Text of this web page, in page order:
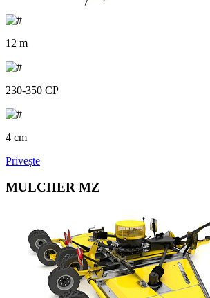
12 m
230-350 CP
4 cm
Privește
MULCHER MZ